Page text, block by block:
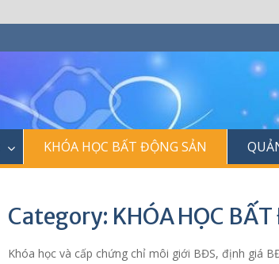
KHÓA HỌC BẤT ĐỘNG SẢN
Category: KHÓA HỌC BẤT
Khóa học và cấp chứng chỉ môi giới BĐS, định giá